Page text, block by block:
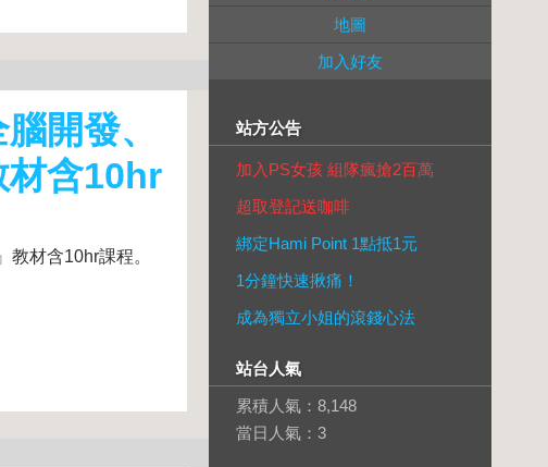
開發、
材含10hr
材含10hr課程。
地圖
加入好友
站方公告
加入PS女孩 組隊瘋搶2百萬
超取登記送咖啡
綁定Hami Point 1點抵1元
1分鐘快速揪痛！
成為獨立小姐的滾錢心法
站台人氣
累積人氣： 8,148
當日人氣： 3